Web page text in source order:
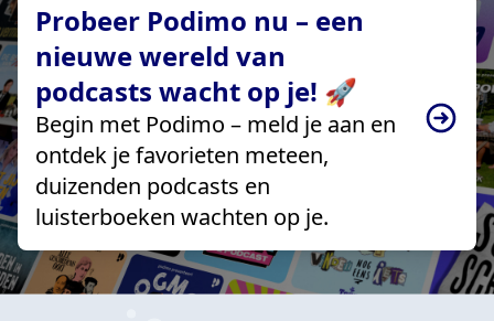
Probeer Podimo nu – een
nieuwe wereld van
podcasts wacht op je! 🚀
Begin met Podimo – meld je aan en
ontdek je favorieten meteen,
duizenden podcasts en
luisterboeken wachten op je.